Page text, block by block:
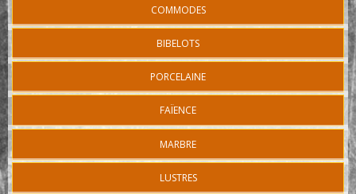
COMMODES
BIBELOTS
PORCELAINE
FAÏENCE
MARBRE
LUSTRES